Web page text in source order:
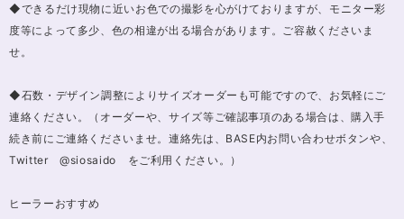
◆できるだけ現物に近いお色での撮影を心がけておりますが、モニター彩
度等によって多少、色の相違が出る場合があります。ご容赦くださいま
せ。
◆石数・デザイン調整によりサイズオーダーも可能ですので、お気軽にご
連絡ください。（オーダーや、サイズ等ご確認事項のある場合は、購入手
続き前にご連絡くださいませ。連絡先は、BASE内お問い合わせボタンや、
Twitter @siosaido をご利用ください。）
ヒーラーおすすめ